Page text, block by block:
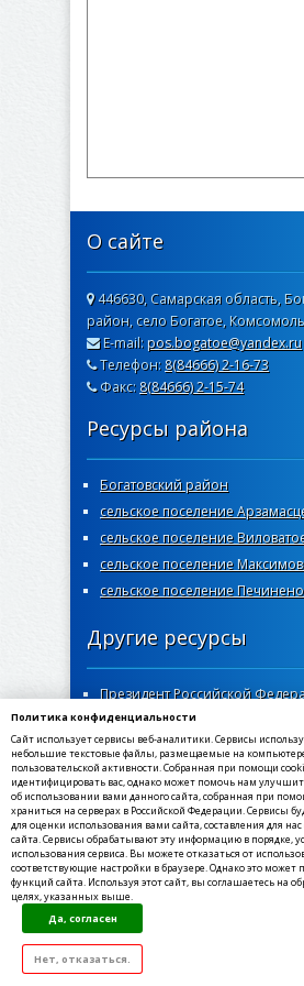
О сайте
446630, Самарская область,
район, село Богатое,
E-mail: pos.bogatoe@yandex.ru
Телефон: 8(84666) 2-16-73
Факс: 8(84666) 2-15-74
Ресурсы района
Богатовский район
сельское поселение
сельское поселение
сельское поселение
сельское поселение Печинено
Другие ресурсы
Президент Российской
Правительство Самарской
Самарская губернская дума
Госуслуги Самарской области
Социальный портал
МФЦ Самарской области
©2020-2021, МКУ администрация
поселения Богатое
Богатовский Самарской области.
защищены
Политика конфиденциальности
Сайт использует сервисы веб-аналитики. Сервисы
небольшие текстовые файлы, размещаемые на
пользовательской активности. Собранная при помощи
идентифицировать вас, однако может помочь нам
об использовании вами данного сайта, собранная при
храниться на серверах в Российской Федерации. Сервисы
для оценки использования вами сайта, составления для
сайта. Сервисы обрабатывают эту информацию в порядке,
использования сервиса. Вы можете отказаться от
соответствующие настройки в браузере. Однако это может
функций сайта. Используя этот сайт, вы соглашаетесь на
целях, указанных выше.
Да, согласен
Нет, отказаться.